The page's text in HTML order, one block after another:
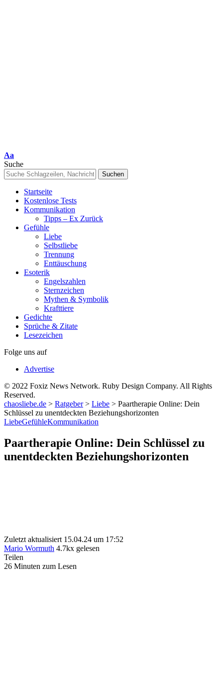
Font
Resizer
Aa
Suche
Startseite
Kostenlose Tests
Kommunikation
Tipps – Ex Zurück
Gefühle
Liebe
Selbstliebe
Trennung
Enttäuschung
Esoterik
Engelszahlen
Sternzeichen
Mythen & Symbolik
Krafttiere
Gedichte
Sprüche & Zitate
Lesezeichen
Folge uns auf
Advertise
© 2022 Foxiz News Network. Ruby Design Company. All Rights
Reserved.
chaosliebe.de > Ratgeber> Liebe > Paartherapie Online: Dein
Schlüssel zu unentdeckten Beziehungshorizonten
LiebeGefühleKommunikation
Paartherapie Online: Dein Schlüssel zu
unentdeckten Beziehungshorizonten
Zuletzt aktualisiert 15.04.24 um 17:52
Mario Wormuth 4.7kx gelesen
Teilen
26 Minuten zum Lesen